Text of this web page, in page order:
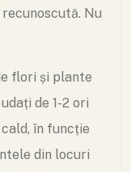
Nu
flori și plante
de 1-2 ori
în funcție
din locuri